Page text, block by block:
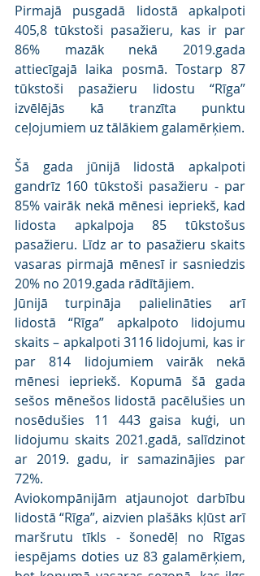
Pirmajā pusgadā lidostā apkalpoti
405,8 tūkstoši pasažieru, kas ir par
86% mazāk nekā 2019.gada
attiecīgajā laika posmā. Tostarp 87
tūkstoši pasažieru lidostu “Rīga”
izvēlējās kā tranzīta punktu
ceļojumiem uz tālākiem galamērķiem.
Šā gada jūnijā lidostā apkalpoti
gandrīz 160 tūkstoši pasažieru - par
85% vairāk nekā mēnesi iepriekš, kad
lidosta apkalpoja 85 tūkstošus
pasažieru. Līdz ar to pasažieru skaits
vasaras pirmajā mēnesī ir sasniedzis
20% no 2019.gada rādītājiem.
Jūnijā turpināja palielināties arī
lidostā “Rīga” apkalpoto lidojumu
skaits – apkalpoti 3116 lidojumi, kas ir
par 814 lidojumiem vairāk nekā
mēnesi iepriekš. Kopumā šā gada
sešos mēnešos lidostā pacēlušies un
nosēdušies 11 443 gaisa kuģi, un
lidojumu skaits 2021.gadā, salīdzinot
ar 2019. gadu, ir samazinājies par
72%.
Aviokompānijām atjaunojot darbību
lidostā “Rīga”, aizvien plašāks kļūst arī
maršrutu tīkls - šonedēļ no Rīgas
iespējams doties uz 83 galamērķiem,